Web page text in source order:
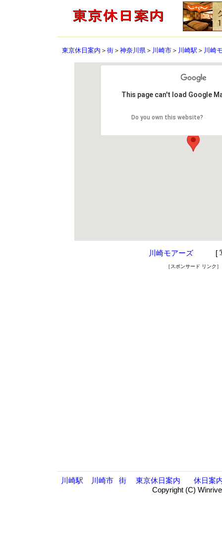
東京休日案内 ＞ 街 ＞ 神奈川県 ＞ 川崎市 ＞ 川崎駅 ＞ 川崎
This page can't load Google
Do you own this website?
川崎モアーズ[ 写
［スポンサード リンク］
川崎駅 川崎市 街 東京休日案内
休日案
Copyright (C)